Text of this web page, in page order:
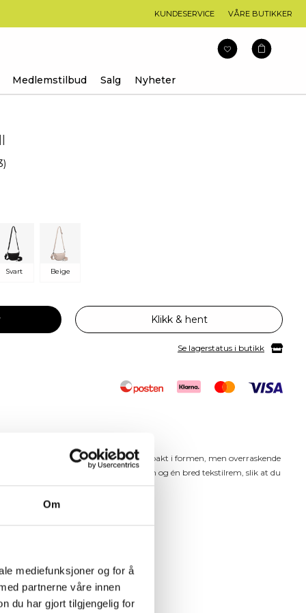
Om
mediefunksjoner og for å
partnerne våre innen
du har gjort tilgjengelig for
KUNDESERVICE VÅRE BUTIKKER
Medlemstilbud Salg Nyheter
)
Svart Beige
Klikk & hent
Se lagerstatus i butikk
laget av myk skinnimitasjon – kompakt i formen, men overraskende
skulderremmer: én i skinnimitasjon og én bred tekstilrem, slik at du
og anledning.
og ett åpent rom
tekstilrem: 40 cm / 72 cm